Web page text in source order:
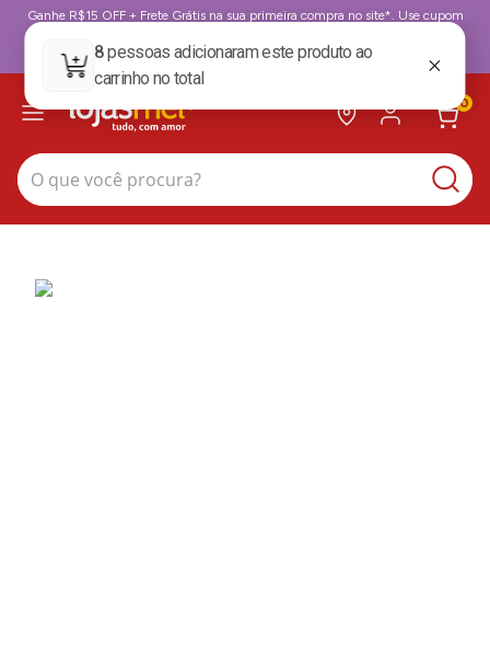
Ganhe R$15 OFF + Frete Grátis na sua primeira compra no site*. Use cupom
BoasVindas
0
O que você procura?